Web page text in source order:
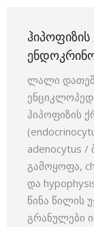
ლალი
ჰიპოფიზის
adenocytus /
გამოყოფა,
და
წინა წილის
გრანულები